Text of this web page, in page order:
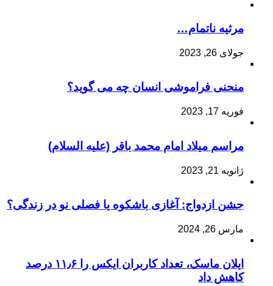
مرثیه ناتمام…
جولای 26, 2023
منحنی فراموشی انسان چه می گوید؟
فوریه 17, 2023
مراسم میلاد امام محمد باقر (علیه السلام)
ژانویه 21, 2023
جشن ازدواج: آغازی باشکوه یا فصلی نو در زندگی؟
مارس 26, 2024
ایلان ماسک، تعداد کاربران ایکس را ۱۱٫۶ درصد
کاهش داد